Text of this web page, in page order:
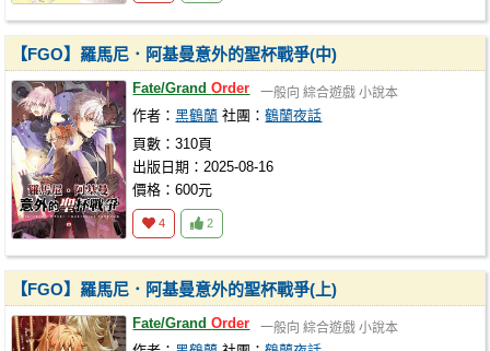
【FGO】羅馬尼．阿基曼意外的聖杯戰爭(中)
Fate/GrandOrder 一般向 綜合遊戲 小說本
作者：黑鶴蘭 社團：鶴蘭夜話
頁數：310頁
出版日期：2025-08-16
價格：600元
4 2
【FGO】羅馬尼．阿基曼意外的聖杯戰爭(上)
Fate/GrandOrder 一般向 綜合遊戲 小說本